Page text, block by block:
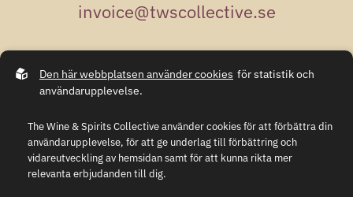
invoice@twscollective.se
Kungsgatan 50
111 35 Stockholm
Integritetspolicy
Den här webbplatsen använder cookies för statistik och
användarupplevelse.
The Wine & Spirits Collective använder cookies för att förbättra din
användarupplevelse, för att ge underlag till förbättring och
vidareutveckling av hemsidan samt för att kunna rikta mer
relevanta erbjudanden till dig.